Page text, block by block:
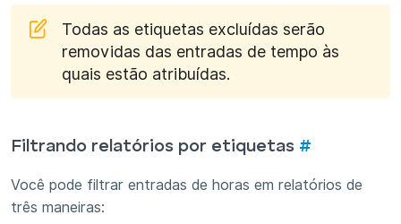
Todas as etiquetas excluídas serão
removidas das entradas de tempo às
quais estão atribuídas.
Filtrando relatórios por etiquetas #
Você pode filtrar entradas de horas em relatórios de
três maneiras: